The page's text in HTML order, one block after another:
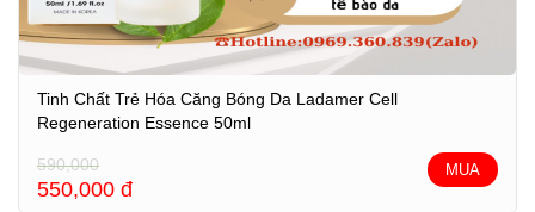
Tinh Chất Trẻ Hóa Căng Bóng Da Ladamer Cell
Regeneration Essence 50ml
590,000
550,000 đ
MUA